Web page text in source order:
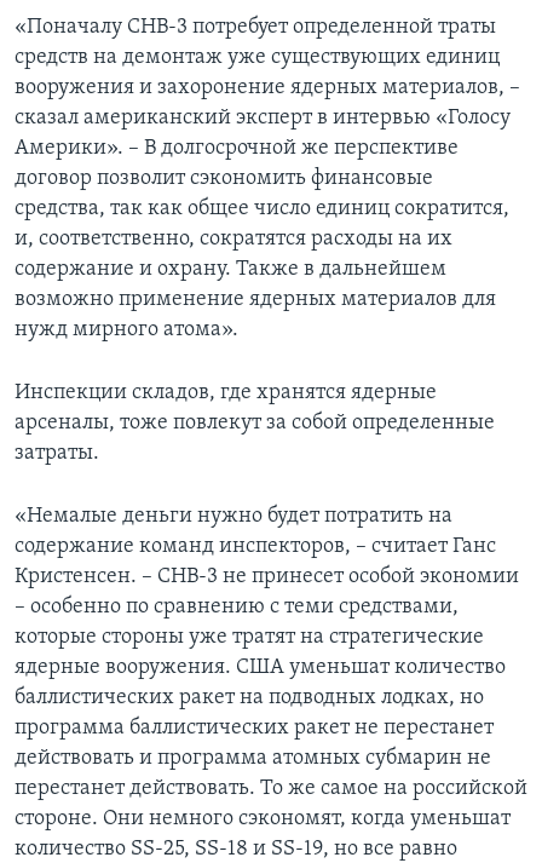
«Поначалу СНВ-3 потребует определенной траты
средств на демонтаж уже существующих единиц
вооружения и захоронение ядерных материалов, –
сказал американский эксперт в интервью «Голосу
Америки». – В долгосрочной же перспективе
договор позволит сэкономить финансовые
средства, так как общее число единиц сократится,
и, соответственно, сократятся расходы на их
содержание и охрану. Также в дальнейшем
возможно применение ядерных материалов для
нужд мирного атома».
Инспекции складов, где хранятся ядерные
арсеналы, тоже повлекут за собой определенные
затраты.
«Немалые деньги нужно будет потратить на
содержание команд инспекторов, – считает Ганс
Кристенсен. – СНВ-3 не принесет особой экономии
– особенно по сравнению с теми средствами,
которые стороны уже тратят на стратегические
ядерные вооружения. США уменьшат количество
баллистических ракет на подводных лодках, но
программа баллистических ракет не перестанет
действовать и программа атомных субмарин не
перестанет действовать. То же самое на российской
стороне. Они немного сэкономят, когда уменьшат
количество SS-25, SS-18 и SS-19, но все равно